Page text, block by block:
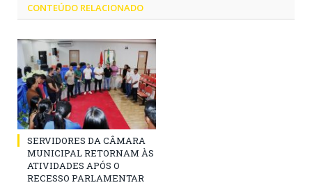
CONTEÚDO RELACIONADO
SERVIDORES DA CÂMARA
MUNICIPAL RETORNAM ÀS
ATIVIDADES APÓS O
RECESSO PARLAMENTAR